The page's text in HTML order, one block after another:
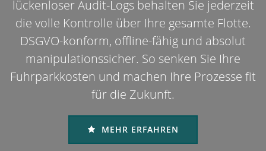
lückenloser Audit-Logs behalten Sie jederzeit
die volle Kontrolle über Ihre gesamte Flotte.
DSGVO-konform, offline-fähig und absolut
manipulationssicher. So senken Sie Ihre
Fuhrparkkosten und machen Ihre Prozesse fit
für die Zukunft.
MEHR ERFAHREN